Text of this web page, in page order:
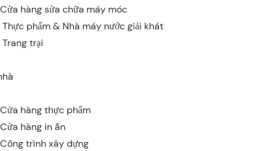
hàng sửa chữa máy móc
phẩm & Nhà máy nước giải khát
trại
hàng thực phẩm
hàng in ấn
trình xây dựng